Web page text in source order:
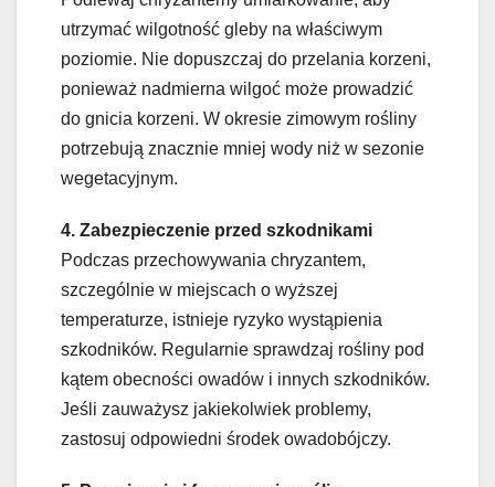
utrzymać wilgotność gleby na właściwym
poziomie. Nie dopuszczaj do przelania korzeni,
ponieważ nadmierna wilgoć może prowadzić
do gnicia korzeni. W okresie zimowym rośliny
potrzebują znacznie mniej wody niż w sezonie
wegetacyjnym.
4. Zabezpieczenie przed szkodnikami
Podczas przechowywania chryzantem,
szczególnie w miejscach o wyższej
temperaturze, istnieje ryzyko wystąpienia
szkodników. Regularnie sprawdzaj rośliny pod
kątem obecności owadów i innych szkodników.
Jeśli zauważysz jakiekolwiek problemy,
zastosuj odpowiedni środek owadobójczy.